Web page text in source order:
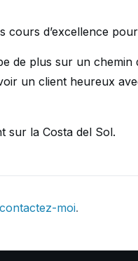
cours d’excellence
de plus sur un
un client heureux
sur la Costa del Sol.
contactez-moi.